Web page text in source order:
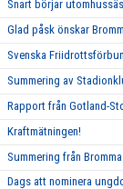
Snart börjar
Glad påsk önskar
Svenska
Summering av
Rapport från Gotland-
Kraftmätningen!
Summering från
Dags att nominera